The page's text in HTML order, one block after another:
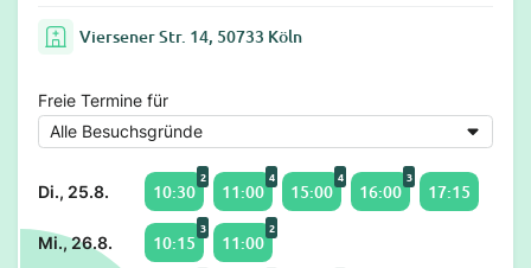
Viersener Str. 14, 50733 Köln
Freie Termine für
Di., 25.8. 10:30
2
11:00
4
15:00
4
16:00
3
17:15
Mi., 26.8. 10:15
3
11:00
2